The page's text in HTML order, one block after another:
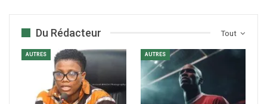
Tout
Du Rédacteur
AUTRES AUTRES